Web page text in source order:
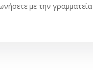
με την